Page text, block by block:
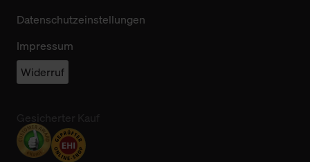
Datenschutzeinstellungen
Impressum
Widerruf